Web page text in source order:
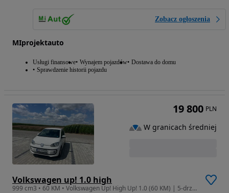
Zobacz ogłoszenia
MIprojektauto
Usługi finansowe Wynajem pojazdów Dostawa do domu
Sprawdzenie historii pojazdu
Volkswagen up! 1.0 high
999 cm3 • 60 KM • Volkswagen Up! High Up! 1.0 (60 KM) | 5-drzwiowy | Podgrzewane Fotele
19 800 PLN
W granicach średniej